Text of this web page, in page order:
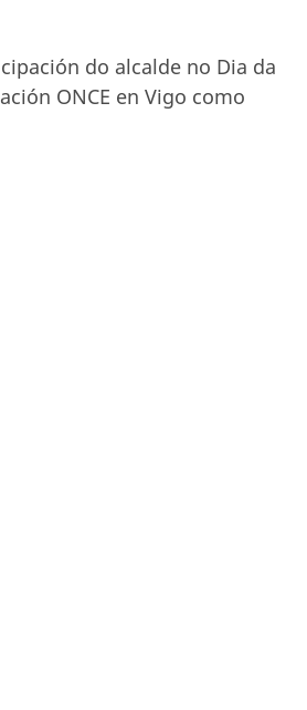
do alcalde no Dia da
ONCE en Vigo como